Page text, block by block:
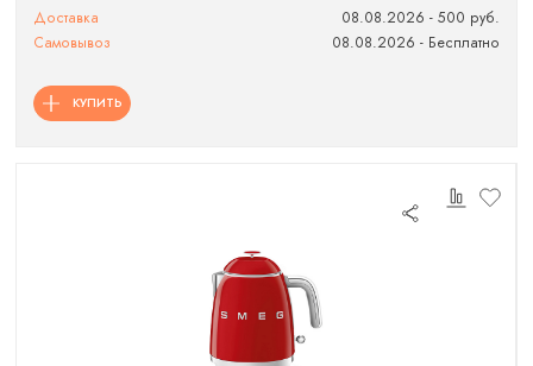
Доставка
08.08.2026 - 500 руб.
Самовывоз
08.08.2026 - Бесплатно
КУПИТЬ